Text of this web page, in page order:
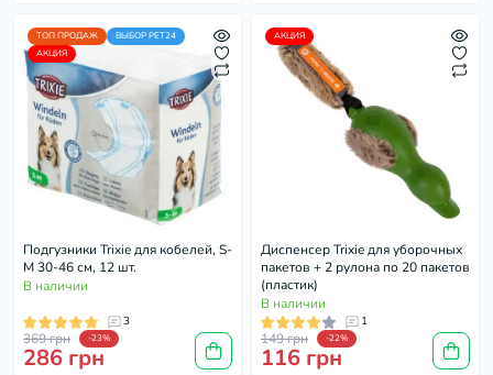
ТОП ПРОДАЖ
ВЫБОР PET24
АКЦИЯ
Подгузники Trixie для кобелей, S-
M 30-46 см, 12 шт.
В наличии
3
369 грн -23%
286 грн
АКЦИЯ
Диспенсер Trixie для уборочных
пакетов + 2 рулона по 20 пакетов
(пластик)
В наличии
1
149 грн -22%
116 грн